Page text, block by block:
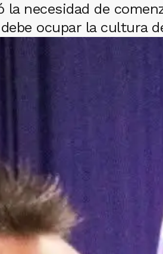
la necesidad de
ocupar la cultura